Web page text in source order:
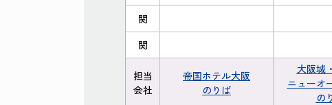
関
関
担当
会社
帝国ホテル大阪
のりば
大阪城
ニューオ
の